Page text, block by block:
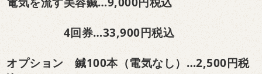
4回券…33,900円税込
オプション 鍼100本（電気なし）…2,500円税